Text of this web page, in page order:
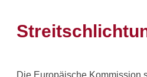
Die Europäische Kommission